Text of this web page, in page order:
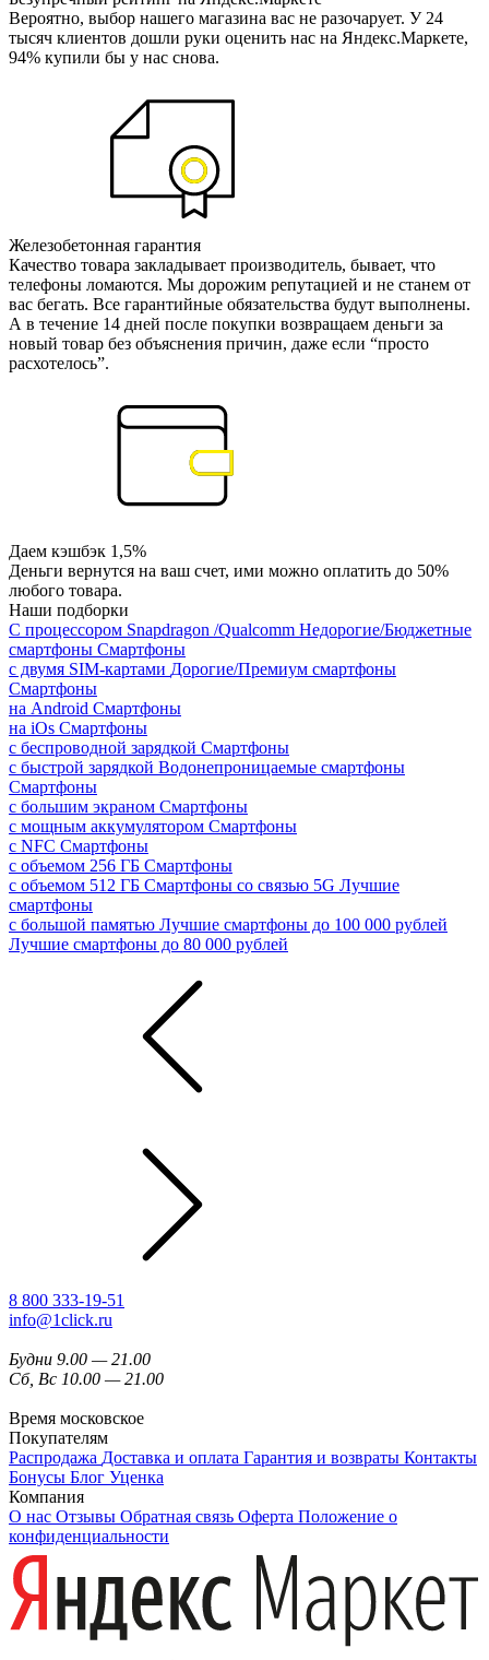
Вероятно, выбор нашего магазина вас не разочарует. У 24
тысяч клиентов дошли руки оценить нас на Яндекс.Маркете,
94% купили бы у нас снова.
Железобетонная гарантия
Качество товара закладывает производитель, бывает, что
телефоны ломаются. Мы дорожим репутацией и не станем от
вас бегать. Все гарантийные обязательства будут выполнены.
А в течение 14 дней после покупки возвращаем деньги за
новый товар без объяснения причин, даже если “просто
расхотелось”.
Даем кэшбэк 1,5%
Деньги вернутся на ваш счет, ими можно оплатить до 50%
любого товара.
Наши подборки
С процессором Snapdragon /Qualcomm Недорогие/Бюджетные
смартфоны Смартфоны
с двумя SIM-картами Дорогие/Премиум смартфоны
Смартфоны
на Android Смартфоны
на iOs Смартфоны
с беспроводной зарядкой Смартфоны
с быстрой зарядкой Водонепроницаемые смартфоны
Смартфоны
с большим экраном Смартфоны
с мощным аккумулятором Смартфоны
с NFC Смартфоны
с объемом 256 ГБ Смартфоны
с объемом 512 ГБ Смартфоны со связью 5G Лучшие
смартфоны
с большой памятью Лучшие смартфоны до 100 000 рублей
Лучшие смартфоны до 80 000 рублей
8 800 333-19-51
info@1click.ru
Будни 9.00 — 21.00
Сб, Вс 10.00 — 21.00
Время московское
Покупателям
Распродажа Доставка и оплата Гарантия и возвраты Контакты
Бонусы Блог Уценка
Компания
О нас Отзывы Обратная связь Оферта Положение о
конфиденциальности